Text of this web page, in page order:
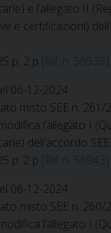
e l’allegato II
e certificazioni)
p. 2 p [Rif. n. 56933]
06-12-2024
misto SEE n. 261/
l’allegato I
dell’accordo
p. 2 p [Rif. n. 56943]
06-12-2024
misto SEE n. 260/
l’allegato I